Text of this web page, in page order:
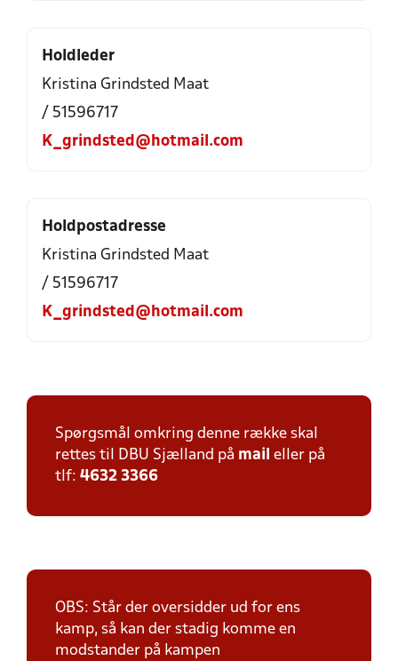
Holdleder
Kristina Grindsted Maat
/ 51596717
K_grindsted@hotmail.com
Holdpostadresse
Kristina Grindsted Maat
/ 51596717
K_grindsted@hotmail.com
Spørgsmål omkring denne række skal
rettes til DBU Sjælland på mail eller på
tlf: 4632 3366
OBS: Står der oversidder ud for ens
kamp, så kan der stadig komme en
modstander på kampen